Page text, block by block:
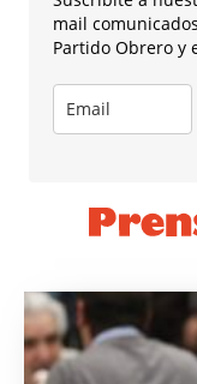
mail
Partido Obrero y